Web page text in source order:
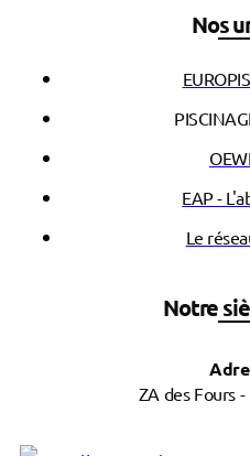
Nos
EAP -
Le
Notre
ZA des Fours